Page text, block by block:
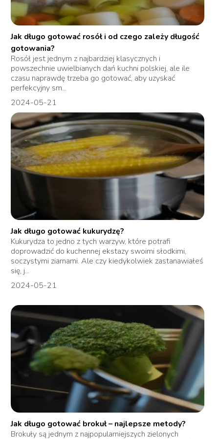
Jak długo gotować rosół i od czego zależy długość
gotowania?
Rosół jest jednym z najbardziej klasycznych i
powszechnie uwielbianych dań kuchni polskiej, ale ile
czasu naprawdę trzeba go gotować, aby uzyskać
perfekcyjny sm...
2024-05-21
Jak długo gotować kukurydzę?
Kukurydza to jedno z tych warzyw, które potrafi
doprowadzić do kuchennej ekstazy swoimi słodkimi,
soczystymi ziarnami. Ale czy kiedykolwiek zastanawiałeś
się, j...
2024-05-21
Jak długo gotować brokuł – najlepsze metody?
Brokuły są jednym z najpopularniejszych zielonych